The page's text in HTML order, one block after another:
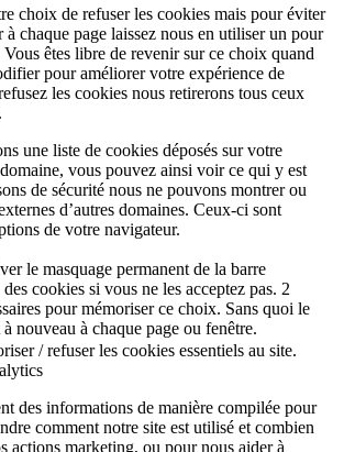
choix de refuser les cookies mais pour éviter
à chaque page laissez nous en utiliser un pour
êtes libre de revenir sur ce choix quand
pour améliorer votre expérience de
les cookies nous retirerons tous ceux
une liste de cookies déposés sur votre
vous pouvez ainsi voir ce qui y est
de sécurité nous ne pouvons montrer ou
d’autres domaines. Ceux-ci sont
de votre navigateur.
le masquage permanent de la barre
cookies si vous ne les acceptez pas. 2
pour mémoriser ce choix. Sans quoi le
nouveau à chaque page ou fenêtre.
/ refuser les cookies essentiels au site.
des informations de manière compilée pour
comment notre site est utilisé et combien
actions marketing, ou pour nous aider à